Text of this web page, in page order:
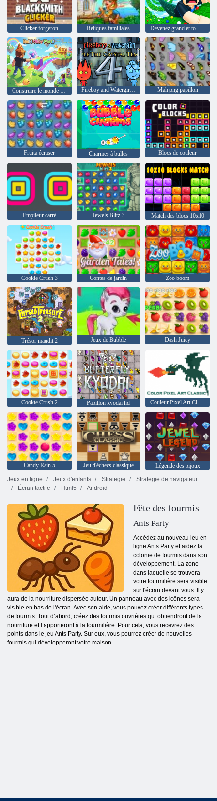
Clicker forgeron Reliques familiales Devenez grand et tombez
Fireboy and Watergirl 4: The Crystal Temple Mahjong papillon
Fruita écraser Charmes à bulles Blocs de couleur
Empileur carré Jewels Blitz 3 Match des blocs 10x10
Cookie Crush 3 Contes de jardin Zoo boom
Trésor maudit 2 Jeux de Bubble Dash Juicy
Cookie Crush 2 Papillon kyodai hd Couleur Pixel Art Classic
Candy Rain 5 Jeu d'échecs classique
Légende des bijoux
Jeux en ligne
Jeux d'enfants Strategie
Strategie de navigateur
Écran tactile
Html5 Android
Fête des fourmis
Ants Party
Accédez au nouveau jeu en
ligne Ants Party et aidez la
colonie de fourmis dans son
développement. La zone
dans laquelle se trouvera
votre fourmilière sera visible
sur l'écran devant vous. Il y
aura de la nourriture dispersée autour. Un panneau avec des icônes sera
visible en bas de l'écran. Avec son aide, vous pouvez créer différents types
de fourmis. Tout d’abord, créez des fourmis ouvrières qui obtiendront de la
nourriture et l’apporteront à la fourmilière. Pour cela, vous recevrez des
points dans le jeu Ants Party. Sur eux, vous pourrez créer de nouvelles
fourmis qui développeront votre maison.